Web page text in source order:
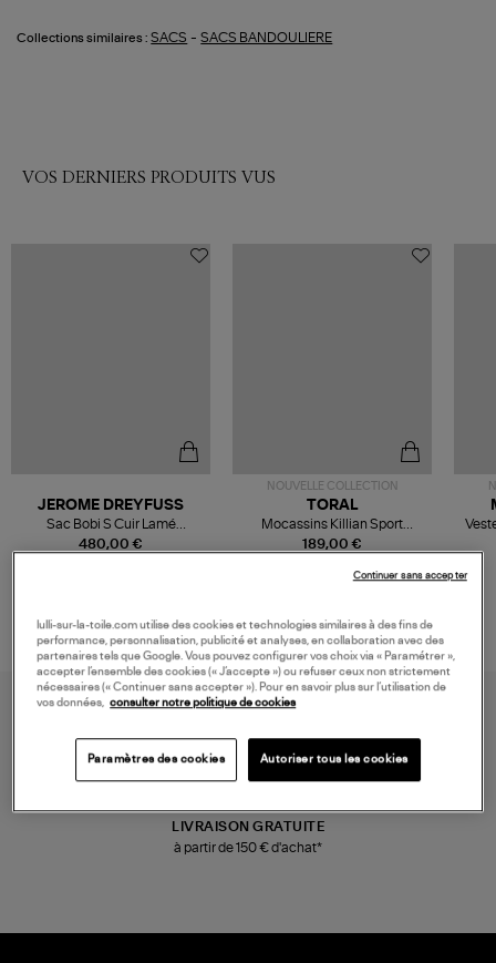
Collections similaires : SACS -SACS BANDOULIERE
VOS DERNIERS PRODUITS VUS
480,00 €
JEROME DREYFUSS
Sac Bobi S Cuir Lamé
Champagne
NOUVELLE COLLECTION
189,00 €
TORAL
Mocassins Killian Sport
Mousse
LIVRAISON GRATUITE
à partir de 150 € d'achat*
lulli-sur-la-toile.com utilise des cookies et technologies similaires à des fins de
performance, personnalisation, publicité et analyses, en collaboration avec des
partenaires tels que Google. Vous pouvez configurer vos choix via « Paramétrer »,
accepter l’ensemble des cookies (« J’accepte ») ou refuser ceux non strictement
nécessaires (« Continuer sans accepter »). Pour en savoir plus sur l’utilisation de
vos données,
consulter notre politique de cookies
Paramètres des cookies Autoriser tous les cookies
Continuer sans accepter